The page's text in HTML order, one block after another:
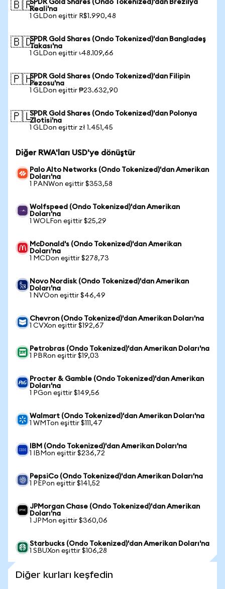
🇧🇷SPDR Gold Shares (Ondo Tokenized)'dan Brezilya
Reali'na
1 GLDon eşittir R$1.990,48
🇧🇩SPDR Gold Shares (Ondo Tokenized)'dan Bangladeş
Takası'na
1 GLDon eşittir ৳48.109,66
🇵🇭SPDR Gold Shares (Ondo Tokenized)'dan Filipin
Pezosu'na
1 GLDon eşittir ₱23.632,90
🇵🇱SPDR Gold Shares (Ondo Tokenized)'dan Polonya
Zlotisi'na
1 GLDon eşittir zł 1.451,45
Diğer RWA'ları USD'ye dönüştür
Palo Alto Networks (Ondo Tokenized)'dan Amerikan
Doları'na
1 PANWon eşittir $353,58
Wolfspeed (Ondo Tokenized)'dan Amerikan
Doları'na
1 WOLFon eşittir $25,29
McDonald's (Ondo Tokenized)'dan Amerikan
Doları'na
1 MCDon eşittir $278,73
Novo Nordisk (Ondo Tokenized)'dan Amerikan
Doları'na
1 NVOon eşittir $46,49
Chevron (Ondo Tokenized)'dan Amerikan Doları'na
1 CVXon eşittir $192,67
Petrobras (Ondo Tokenized)'dan Amerikan Doları'na
1 PBRon eşittir $19,03
Procter & Gamble (Ondo Tokenized)'dan Amerikan
Doları'na
1 PGon eşittir $149,56
Walmart (Ondo Tokenized)'dan Amerikan Doları'na
1 WMTon eşittir $111,47
IBM (Ondo Tokenized)'dan Amerikan Doları'na
1 IBMon eşittir $236,72
PepsiCo (Ondo Tokenized)'dan Amerikan Doları'na
1 PEPon eşittir $141,52
JPMorgan Chase (Ondo Tokenized)'dan Amerikan
Doları'na
1 JPMon eşittir $360,06
Starbucks (Ondo Tokenized)'dan Amerikan Doları'na
1 SBUXon eşittir $106,28
Diğer kurları keşfedin